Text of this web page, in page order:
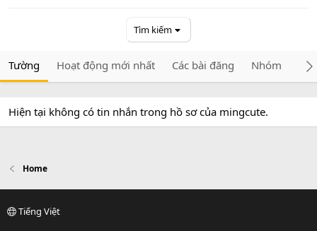
Tìm kiếm
Tường Hoạt động mới nhất Các bài đăng Nhóm
Hiện tại không có tin nhắn trong hồ sơ của mingcute.
Home
Tiếng Việt